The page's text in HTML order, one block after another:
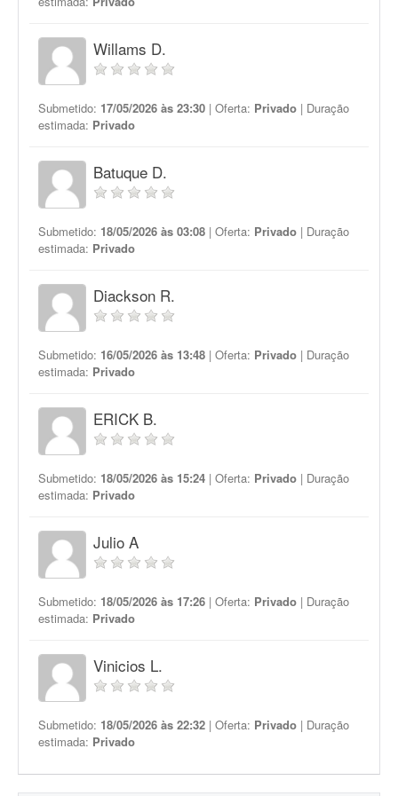
Willams D.
Submetido: 17/05/2026 às 23:30 | Oferta: Privado | Duração
estimada: Privado
Batuque D.
Submetido: 18/05/2026 às 03:08 | Oferta: Privado | Duração
estimada: Privado
Diackson R.
Submetido: 16/05/2026 às 13:48 | Oferta: Privado | Duração
estimada: Privado
ERICK B.
Submetido: 18/05/2026 às 15:24 | Oferta: Privado | Duração
estimada: Privado
Julio A
Submetido: 18/05/2026 às 17:26 | Oferta: Privado | Duração
estimada: Privado
Vinicios L.
Submetido: 18/05/2026 às 22:32 | Oferta: Privado | Duração
estimada: Privado